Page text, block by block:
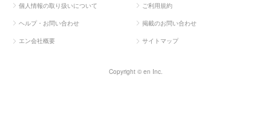
個人情報の取り扱いについて ご利用規約
ヘルプ・お問い合わせ 掲載のお問い合わせ
エン会社概要 サイトマップ
Copyright © en Inc.